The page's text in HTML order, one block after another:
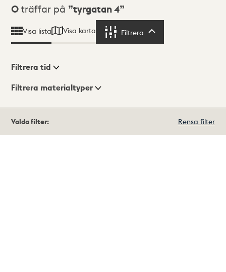
Sökresultat
0 träffar på tyrgatan 4
Visa lista Visa karta Filtrera
Visningsläge
Filtrera tid
Filtrera materialtyper
träffar
Valda filter: Rensa filter